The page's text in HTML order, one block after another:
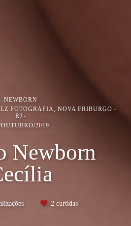
NEWBORN
FOTOGRAFIA, NOVA FRIBURGO -
RJ
2019
Newborn
2 curtidas